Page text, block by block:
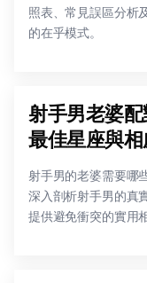
照表、常見誤區分析
的在乎模式。
射手男老婆配
最佳星座與
射手男的老婆需要哪
深入剖析射手男的真
提供避免衝突的實用